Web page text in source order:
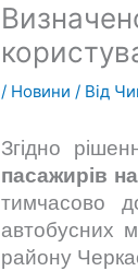
/ Новини / Від
Згідно
пасажирів
тимчасово
автобусних
району